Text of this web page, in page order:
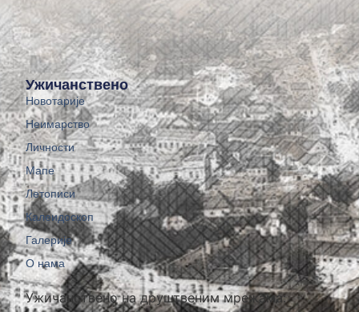
Ужичанствено на друштвеним мрежама:
Ужичанствено
Новотарије
Неимарство
Личности
Мапе
Летописи
Калеидоскоп
Галерије
О нама